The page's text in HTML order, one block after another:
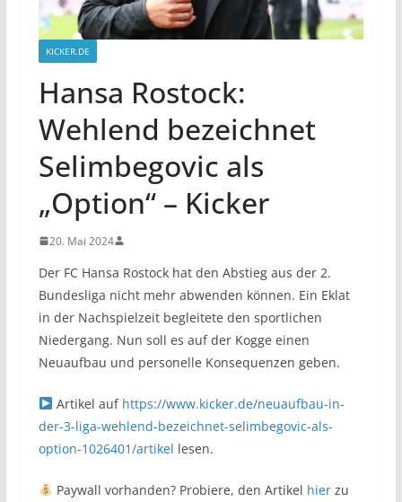
KICKER.DE
Hansa Rostock:
Wehlend bezeichnet
Selimbegovic als
„Option“ – Kicker
20. Mai 2024
Der FC Hansa Rostock hat den Abstieg aus der 2.
Bundesliga nicht mehr abwenden können. Ein Eklat
in der Nachspielzeit begleitete den sportlichen
Niedergang. Nun soll es auf der Kogge einen
Neuaufbau und personelle Konsequenzen geben.
Artikel auf https://www.kicker.de/neuaufbau-in-
der-3-liga-wehlend-bezeichnet-selimbegovic-als-
option-1026401/artikel lesen.
Paywall vorhanden? Probiere, den Artikel hierzu